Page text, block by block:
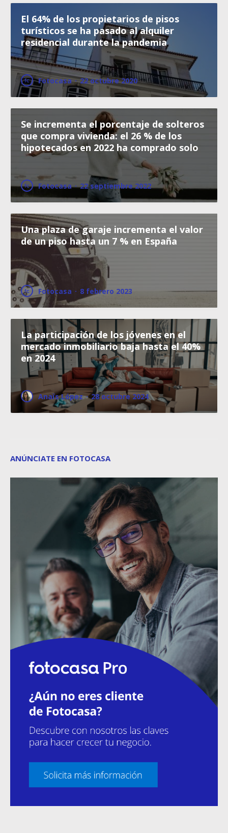
El 64% de los propietarios de pisos
turísticos se ha pasado al alquiler
residencial durante la pandemia
Fotocasa · 22 octubre 2020
Se incrementa el porcentaje de solteros
que compra vivienda: el 26 % de los
hipotecados en 2022 ha comprado solo
Fotocasa · 22 septiembre 2022
Una plaza de garaje incrementa el valor
de un piso hasta un 7 % en España
Fotocasa · 8 febrero 2023
La participación de los jóvenes en el
mercado inmobiliario baja hasta el 40%
en 2024
Anaïs López · 28 octubre 2024
ANÚNCIATE EN FOTOCASA